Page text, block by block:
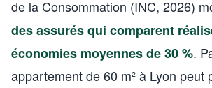
de la Consommation (INC, 2026)
des assurés qui comparent
économies moyennes de 30 %.
appartement de 60 m² à Lyon peut